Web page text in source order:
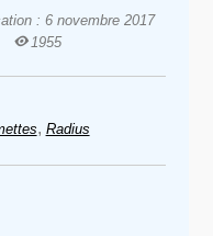
: 6 novembre 2017
1955
, Radius